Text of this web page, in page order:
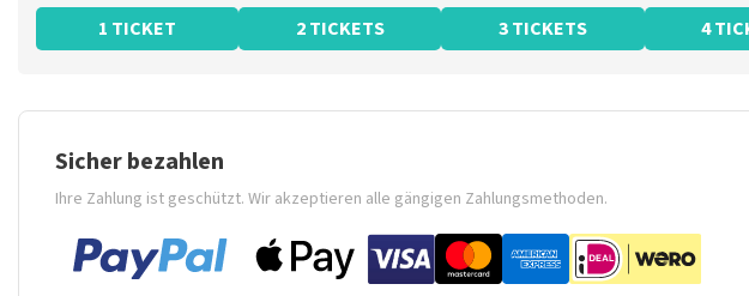
1 TICKET 2 TICKETS 3 TICKETS 4
Sicher bezahlen
Ihre Zahlung ist geschützt. Wir akzeptieren alle gängigen Zahlungsmethoden.